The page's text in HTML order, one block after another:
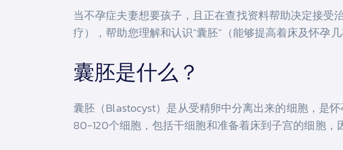
当不孕症夫妻想要孩子，且正在查找资料帮助决定接
疗），帮助您理解和认识“囊胚”（能够提高着床及怀孕几
囊胚是什么？
囊胚（Blastocyst）是从受精卵中分离出来的细胞，是
80-120个细胞，包括干细胞和准备着床到子宫的细胞，